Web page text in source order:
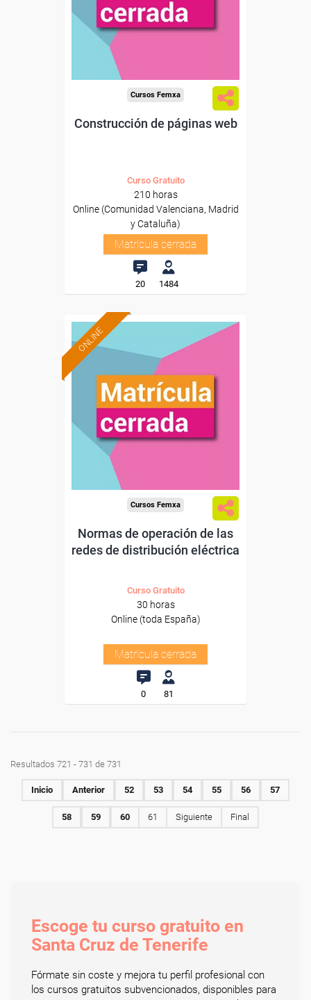
Cursos Femxa
Construcción de páginas web
Curso Gratuito
210 horas
Online (Comunidad Valenciana, Madrid
y Cataluña)
Matrícula cerrada
20 1484
ONLINE
Cursos Femxa
Normas de operación de las
redes de distribución eléctrica
Curso Gratuito
30 horas
Online (toda España)
Matrícula cerrada
0 81
Resultados 721 - 731 de 731
Inicio Anterior 52 53 54 55 56 57
58 59 60 61 Siguiente Final
Escoge tu curso gratuito en
Santa Cruz de Tenerife
Fórmate sin coste y mejora tu perfil profesional con
los cursos gratuitos subvencionados, disponibles para